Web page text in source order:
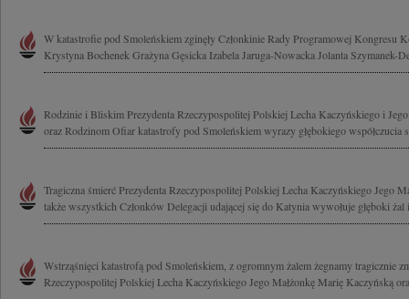
W katastrofie pod Smoleńskiem zginęły Członkinie Rady Programowej Kongresu
Krystyna Bochenek Grażyna Gęsicka Izabela Jaruga-Nowacka Jolanta Szymanek-
Rodzinie i Bliskim Prezydenta Rzeczypospolitej Polskiej Lecha Kaczyńskiego i
oraz Rodzinom Ofiar katastrofy pod Smoleńskiem wyrazy głębokiego współczucia
Tragiczna śmierć Prezydenta Rzeczypospolitej Polskiej Lecha Kaczyńskiego Jego
także wszystkich Członków Delegacji udającej się do Katynia wywołuje głęboki żal
Wstrząśnięci katastrofą pod Smoleńskiem, z ogromnym żalem żegnamy tragicznie
Rzeczypospolitej Polskiej Lecha Kaczyńskiego Jego Małżonkę Marię Kaczyńską